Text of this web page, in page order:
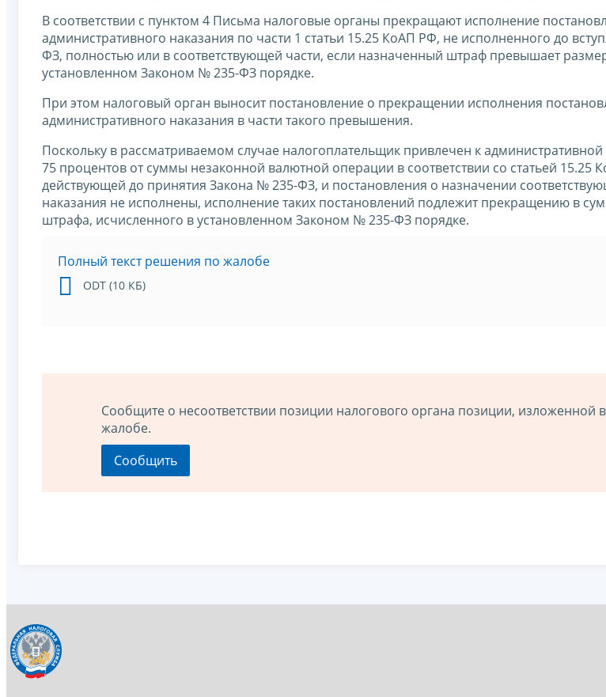
В соответствии с пунктом 4 Письма налоговые органы прекращают исполнение
административного наказания по части 1 статьи 15.25 КоАП РФ, не исполненного до
ФЗ, полностью или в соответствующей части, если назначенный штраф превышает
установленном Законом № 235-ФЗ порядке.
При этом налоговый орган выносит постановление о прекращении исполнения
административного наказания в части такого превышения.
Поскольку в рассматриваемом случае налогоплательщик привлечен к административной
75 процентов от суммы незаконной валютной операции в соответствии со статьей 15.25
действующей до принятия Закона № 235-ФЗ, и постановления о назначении
наказания не исполнены, исполнение таких постановлений подлежит прекращению в
штрафа, исчисленного в установленном Законом № 235-ФЗ порядке.
Полный текст решения по жалобе
ODT (10 КБ)
Сообщите о несоответствии позиции налогового органа позиции, изложенной
жалобе.